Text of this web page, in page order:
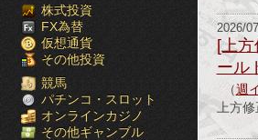
ア
ン
テ
ナ
株式投資
FX為替
仮想通貨
その他投資
競馬
パチンコ・スロット
オンラインカジノ
その他ギャンブル
2026/
[上
ール
（週
上方